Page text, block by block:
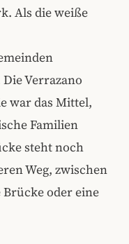
Als die weiße
Verrazano
war das Mittel,
Familien
steht noch
Weg, zwischen
oder eine